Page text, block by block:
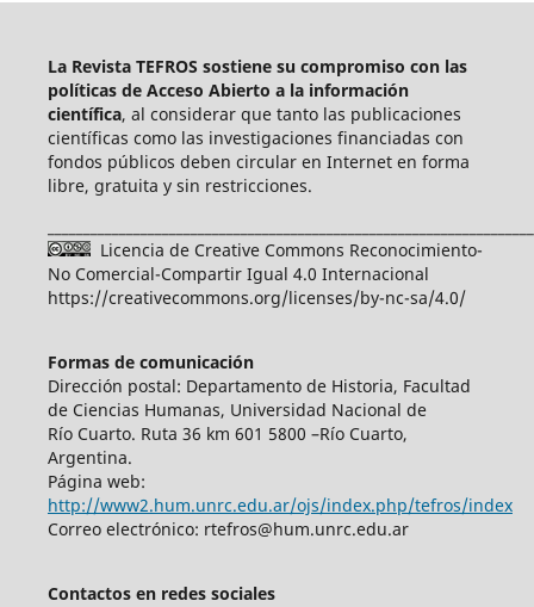
La Revista TEFROS sostiene su compromiso con las
políticas de Acceso Abierto a la información
científica, al considerar que tanto las publicaciones
científicas como las investigaciones financiadas con
fondos públicos deben circular en Internet en forma
libre, gratuita y sin restricciones.
Licencia de Creative Commons Reconocimiento-
No Comercial-Compartir Igual 4.0 Internacional
https://creativecommons.org/licenses/by-nc-sa/4.0/
Formas de comunicación
Dirección postal: Departamento de Historia, Facultad
de Ciencias Humanas, Universidad Nacional de
Río Cuarto. Ruta 36 km 601 5800 –Río Cuarto,
Argentina.
Página web:
http://www2.hum.unrc.edu.ar/ojs/index.php/tefros/index
Correo electrónico: rtefros@hum.unrc.edu.ar
Contactos en redes sociales